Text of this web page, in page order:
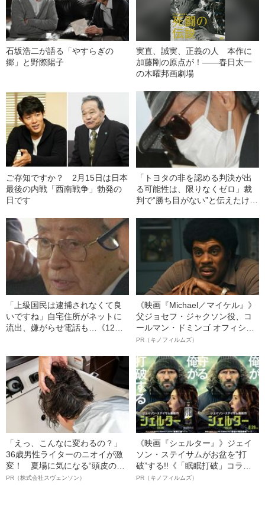
石坂浩二が語る「やすらぎの
郷」と野際陽子
実直、誠実、正義の人 本作に
加藤剛の原点が！――春日太一
の木曜邦画劇場
ご存知ですか？ 2月15日は日本
最後の内戦「西南戦争」勃発の
日です
「トヨタの非を認める判決が出
る可能性は、限りなくゼロ」裁
判で“勝ち目がない”と伝えたけれ
幸三を説得できなかった「長男
の葛藤」
「上級国民は逮捕されなくて良
いですね」自宅住所がネットに
流出、嫌がらせ電話も…《12人
への暴力」
《映画『Michael／マイケル』》
父ジョセフ・ジャクソン役、コ
ールマン・ドミンゴ オフィシャ
ルインタビュー“観客を魅了した
語る”《日本興収70億円突破》
PR（キノフィルムズ）
「えっ、こんなに変わるの？」
36歳男性ライターのニオイが激
変！ 夏場に気になる“頭皮のニ
オイ”や“ベタつき”を解消す
PR（株式会社スヴェンソン）
《映画『シェルター』》ジェイ
ソン・ステイサムがお盆を“打
破”する!!《「眠眠打破」コラ
ボ》
PR（キノフィルムズ）